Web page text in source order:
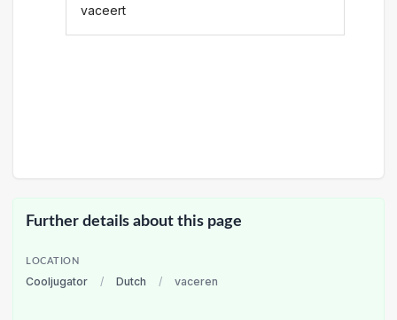
vaceert
Further details about this page
LOCATION
Cooljugator / Dutch / vaceren